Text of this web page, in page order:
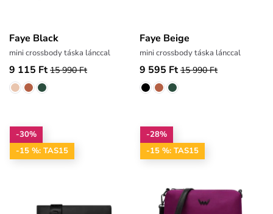
Faye Black
mini crossbody táska lánccal
9 115 Ft 15 990 Ft
Faye Beige
mini crossbody táska lánccal
9 595 Ft 15 990 Ft
-30%
-15 %: TAS15
-28%
-15 %: TAS15